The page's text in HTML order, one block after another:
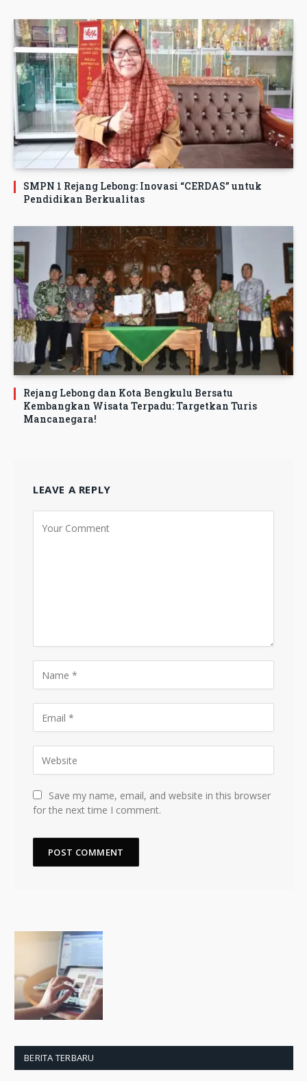
SMPN 1 Rejang Lebong: Inovasi “CERDAS” untuk
Pendidikan Berkualitas
Rejang Lebong dan Kota Bengkulu Bersatu
Kembangkan Wisata Terpadu: Targetkan Turis
Mancanegara!
LEAVE A REPLY
Save my name, email, and website in this browser
for the next time I comment.
BERITA TERBARU